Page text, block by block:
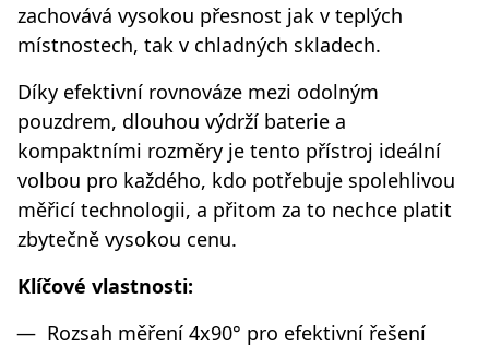
zachovává vysokou přesnost jak v teplých
místnostech, tak v chladných skladech.
Díky efektivní rovnováze mezi odolným
pouzdrem, dlouhou výdrží baterie a
kompaktními rozměry je tento přístroj ideální
volbou pro každého, kdo potřebuje spolehlivou
měřicí technologii, a přitom za to nechce platit
zbytečně vysokou cenu.
Klíčové vlastnosti:
Rozsah měření 4x90° pro efektivní řešení